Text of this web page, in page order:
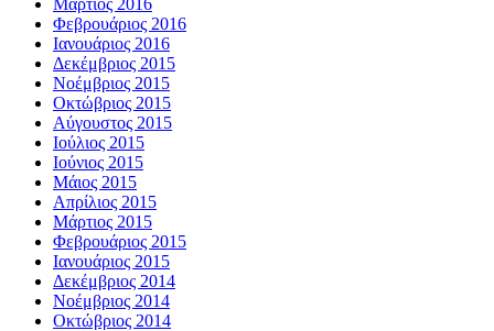
Φεβρουάριος 2016
Ιανουάριος 2016
Δεκέμβριος 2015
Νοέμβριος 2015
Οκτώβριος 2015
Αύγουστος 2015
Ιούλιος 2015
Ιούνιος 2015
Μάιος 2015
Απρίλιος 2015
Μάρτιος 2015
Φεβρουάριος 2015
Ιανουάριος 2015
Δεκέμβριος 2014
Νοέμβριος 2014
Οκτώβριος 2014